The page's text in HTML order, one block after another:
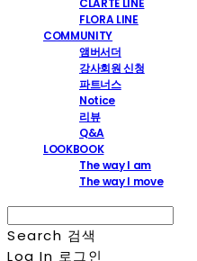
CLARTÉ LINE
FLORA LINE
COMMUNITY
앰버서더
강사회원 신청
파트너스
Notice
리뷰
Q&A
LOOKBOOK
The way I am
The way I move
Search 검색
Log In 로그인